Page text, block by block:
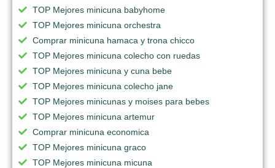
TOP Mejores minicuna babyhome
TOP Mejores minicuna orchestra
Comprar minicuna hamaca y trona chicco
TOP Mejores minicuna colecho con ruedas
TOP Mejores minicuna y cuna bebe
TOP Mejores minicuna colecho jane
TOP Mejores minicunas y moises para bebes
TOP Mejores minicuna artemur
Comprar minicuna economica
TOP Mejores minicuna graco
TOP Mejores minicuna micuna